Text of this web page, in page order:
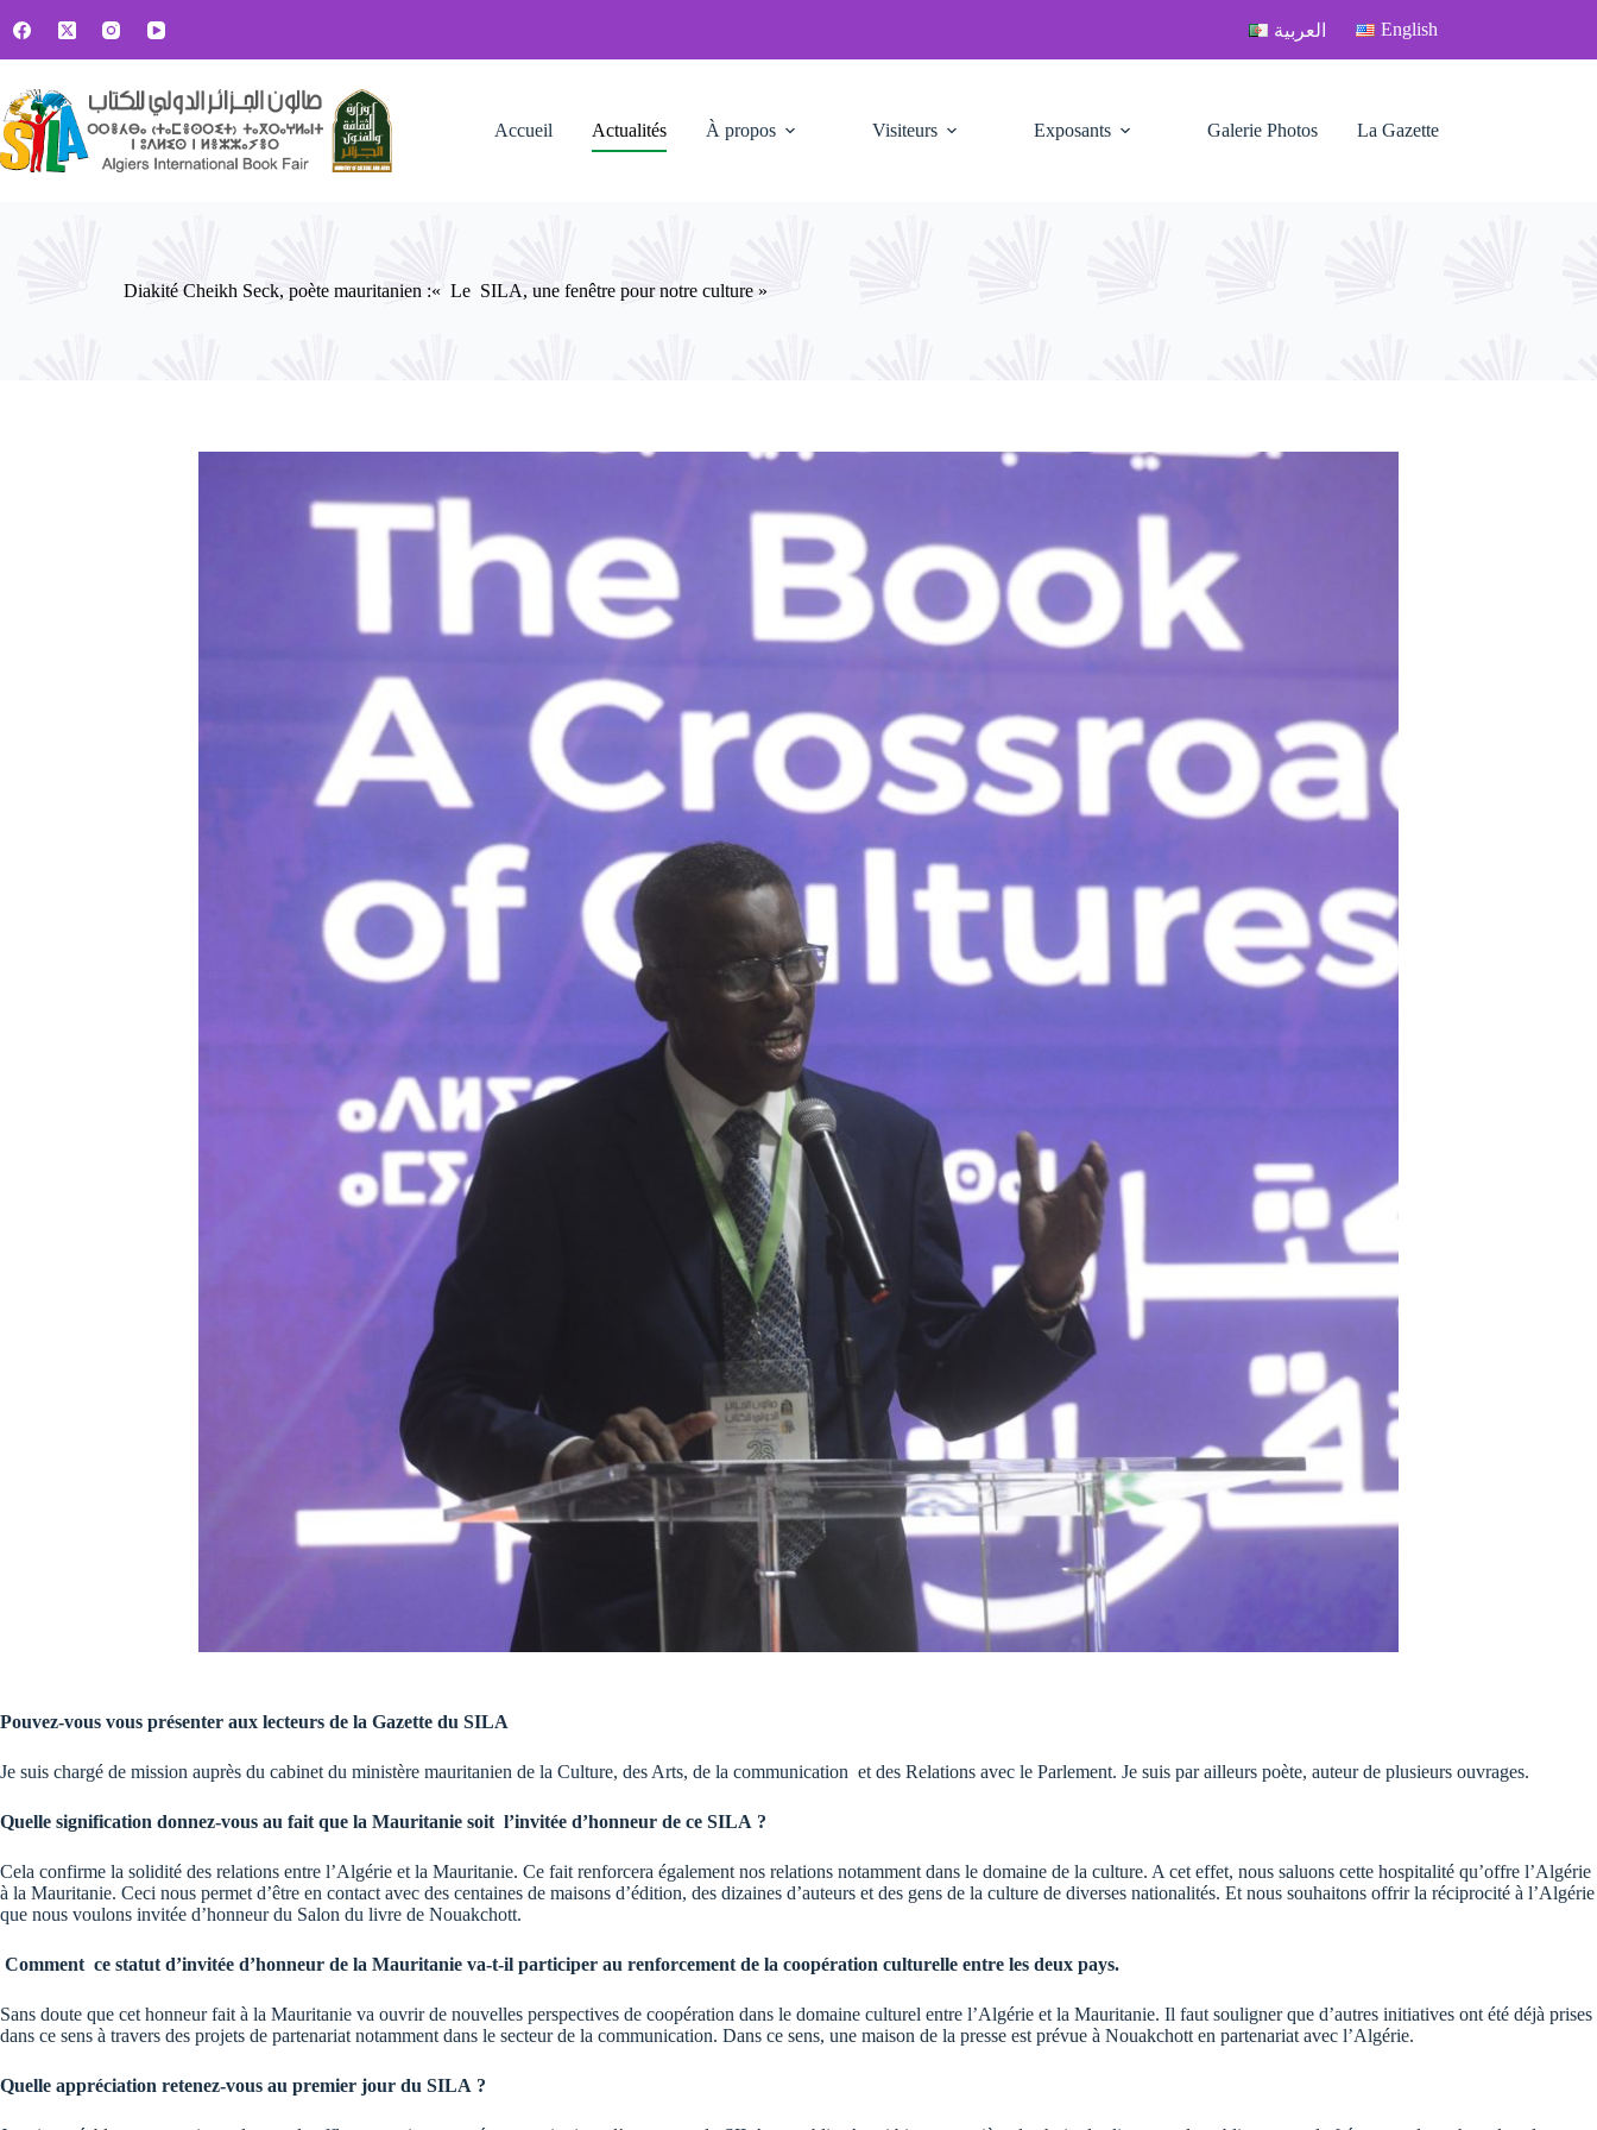
au
العربية English
Accueil Actualités À propos Visiteurs Exposants Galerie Photos La Gazette
Diakité Cheikh Seck, poète mauritanien :« Le SILA, une fenêtre pour notre culture »
Pouvez-vous vous présenter aux lecteurs de la Gazette du SILA
Je suis chargé de mission auprès du cabinet du ministère mauritanien de la Culture, des Arts, de la communication et des Relations avec le Parlement. Je suis par ailleurs poète, auteur de plusieurs ouvrages.
Quelle signification donnez-vous au fait que la Mauritanie soit l’invitée d’honneur de ce SILA ?
Cela confirme la solidité des relations entre l’Algérie et la Mauritanie. Ce fait renforcera également nos relations notamment dans le domaine de la culture. A cet effet, nous saluons cette hospitalité qu’offre l’Algérie
à la Mauritanie. Ceci nous permet d’être en contact avec des centaines de maisons d’édition, des dizaines d’auteurs et des gens de la culture de diverses nationalités. Et nous souhaitons offrir la réciprocité à l’Algérie
que nous voulons invitée d’honneur du Salon du livre de Nouakchott.
Comment ce statut d’invitée d’honneur de la Mauritanie va-t-il participer au renforcement de la coopération culturelle entre les deux pays.
Sans doute que cet honneur fait à la Mauritanie va ouvrir de nouvelles perspectives de coopération dans le domaine culturel entre l’Algérie et la Mauritanie. Il faut souligner que d’autres initiatives ont été déjà prises
dans ce sens à travers des projets de partenariat notamment dans le secteur de la communication. Dans ce sens, une maison de la presse est prévue à Nouakchott en partenariat avec l’Algérie.
Quelle appréciation retenez-vous au premier jour du SILA ?